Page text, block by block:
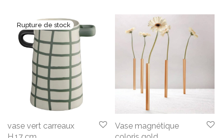
vase vert carreaux
Vase magnétique